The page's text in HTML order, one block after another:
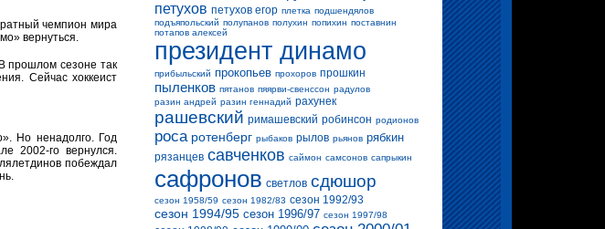
чемпион мира
вернуться.
прошлом сезоне так
Сейчас хоккеист
Но ненадолго. Год
2002-го вернулся.
побеждал
петухов петухов егор плетка подшендялов
подъяпольский полупанов полухин попихин поставнин
потапов алексей
президент динамо
прибыльский прокопьев прохоров прошкин
пыленков пятанов пяярви-свенссон радулов
разин андрей разин геннадий рахунек
рашевский римашевский робинсон родионов
роса ротенберг рыбаков рылов рьянов рябкин
рязанцев савченков саймон самсонов сапрыкин
сафронов светлов сдюшор
сезон 1958/59 сезон 1982/83 сезон 1992/93
сезон 1994/95 сезон 1996/97 сезон 1997/98